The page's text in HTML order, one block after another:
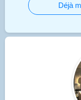
Déjà